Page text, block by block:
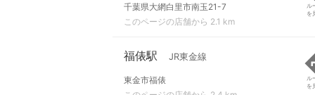
千葉県大網白里市南玉21-7
このページの店舗から 2.1 km
ル
を
福俵駅 JR東金線
東金市福俵
ル
を